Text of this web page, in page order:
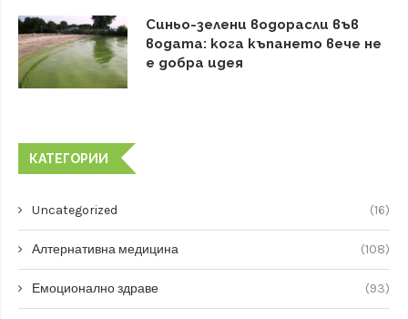
Синьо-зелени водорасли във
водата: кога къпането вече не
е добра идея
КАТЕГОРИИ
Uncategorized (16)
Алтернативна медицина (108)
Емоционално здраве (93)